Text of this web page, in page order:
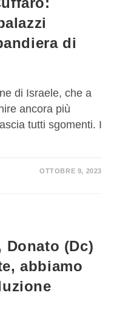
di
di Israele, che a
ancora più
tutti sgomenti. I
OTTOBRE 9, 2023
Donato (Dc)
abbiamo